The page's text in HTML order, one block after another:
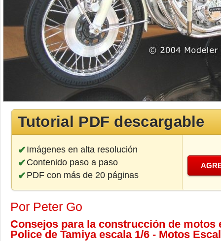
Tutorial PDF descargable
Imágenes en alta resolución
Contenido paso a paso
PDF con más de 20 páginas
Por Peter Go
Consejos para la construcción de motos
Police de Tamiya escala 1/6 - Motos